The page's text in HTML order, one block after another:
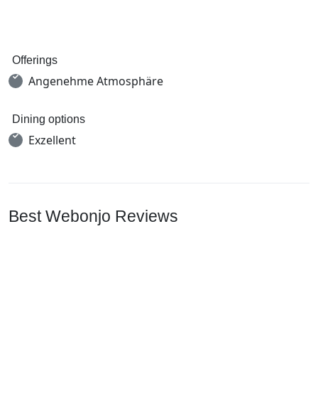
Offerings
Angenehme Atmosphäre
Dining options
Exzellent
Best Webonjo Reviews